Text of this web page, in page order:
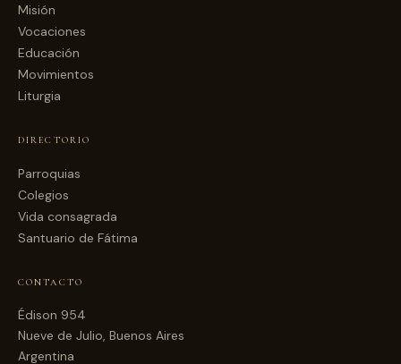
Misión
Vocaciones
Educación
Movimientos
Liturgia
DIRECTORIO
Parroquias
Colegios
Vida consagrada
Santuario de Fátima
CONTACTO
Édison 954
Nueve de Julio, Buenos Aires
Argentina